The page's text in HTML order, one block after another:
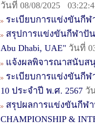
วันที่ 08/08/2025
ระเบียบการแข่งขันกีฬ
สรุปการแข่งขันกีฬาปันจั
Abu Dhabi, UAE" วันที่
แจ้งผลพิจารณาสนับส
ระเบียบการแข่งขันกีฬ
10 ประจำปี พ.ศ. 2567 วั
สรุปผลการแข่งขันกีฬา
CHAMPIONSHIP &